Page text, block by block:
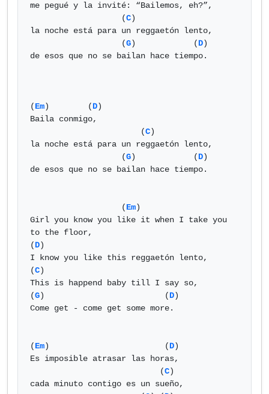
me pegué y la invité: “Bailemos, eh?”,
                   (
C)
la noche está para un reggaetón lento,
                   (
G)            (D)
de esos que no se bailan hace tiempo.
(Em)        (D)
Baila conmigo,
                       (
C)
la noche está para un reggaetón lento,
                   (
G)            (D)
de esos que no se bailan hace tiempo.
                   (
Em)
Girl you know you like it when I take you
to the floor,
(D)
I know you like this reggaetón lento,
(C)
This is happend baby till I say so,
(G)                         (D)
Come get - come get some more.
(Em)                        (D)
Es imposible atrasar las horas,
                           (
C)
cada minuto contigo es un sueño,